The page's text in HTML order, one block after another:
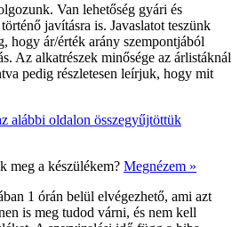
Van lehetőség gyári és
javításra is. Javaslatot teszünk
hogy ár/érték arány szempontjából
Az alkatrészek minősége az árlistáknál
pedig részletesen leírjuk, hogy mit
alábbi oldalon összegyűjtöttük
meg a készülékem? Megnézem »
1 órán belül elvégezhető, ami azt
is meg tudod várni, és nem kell